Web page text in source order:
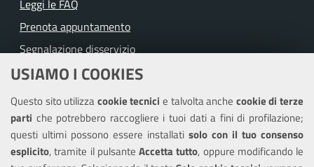
USIAMO I COOKIES
Questo sito utilizzacookie tecnicie talvolta anche cookie di terze
parti che potrebbero raccogliere i tuoi dati a fini di profilazione;
questi ultimi possono essere installati solo con il tuo consenso
esplicito, tramite il pulsante Accetta tutto, oppure modificando le
Leggi le FAQ
Prenota appuntamento
Segnalazione disservizio
Richiesta assistenza
Amministrazione trasparente
Informativa privacy
Note legali